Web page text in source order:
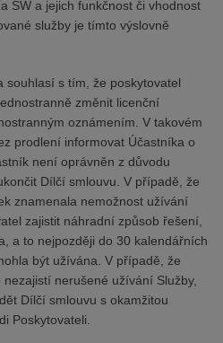
SW a jejich funkčnost či vhodnost
služby je tímto výslovně
souhlasí s tím, že poskytovatel
změnit licenční
oznámením. V takovém
prodlení informovat Účastníka o
není oprávněn z důvodu
Dílčí smlouvu. V případě, že
znamenala nemožnost užívání
zajistit náhradní způsob řešení,
a to nejpozději do 30 kalendářních
být užívána. V případě, že
nerušené užívání Služby,
Dílčí smlouvu s okamžitou
Poskytovateli.